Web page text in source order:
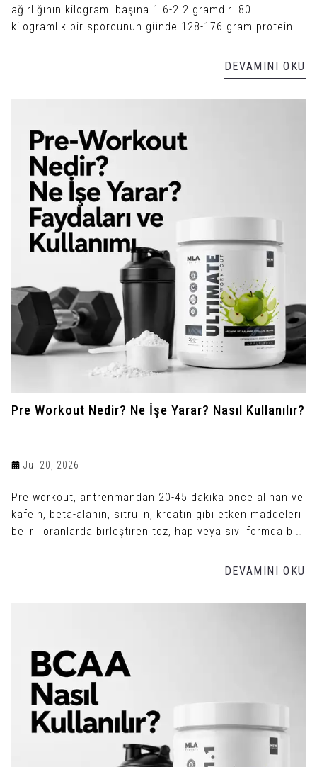
ağırlığının kilogramı başına 1.6-2.2 gramdır. 80
kilogramlık bir sporcunun günde 128-176 gram protein
DEVAMINI OKU
Pre Workout Nedir? Ne İşe Yarar? Nasıl Kullanılır?
Jul 20, 2026
Pre workout, antrenmandan 20-45 dakika önce alınan ve
kafein, beta-alanin, sitrülin, kreatin gibi etken maddeleri
belirli oranlarda birleştiren toz, hap veya sıvı formda bir
DEVAMINI OKU